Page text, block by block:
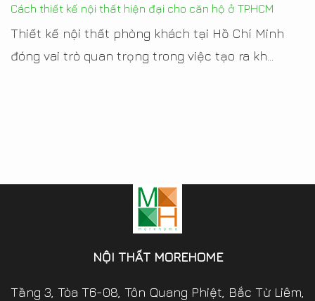
Cách thiết kế nội thất hiện đại cho căn hộ ở TP.HCM
Thiết kế nội thất phòng khách tại Hồ Chí Minh
đóng vai trò quan trọng trong việc tạo ra kh...
NỘI THẤT MOREHOME
Tầng 3, Tòa T6-08, Tôn Quang Phiệt, Bắc Từ Liêm,